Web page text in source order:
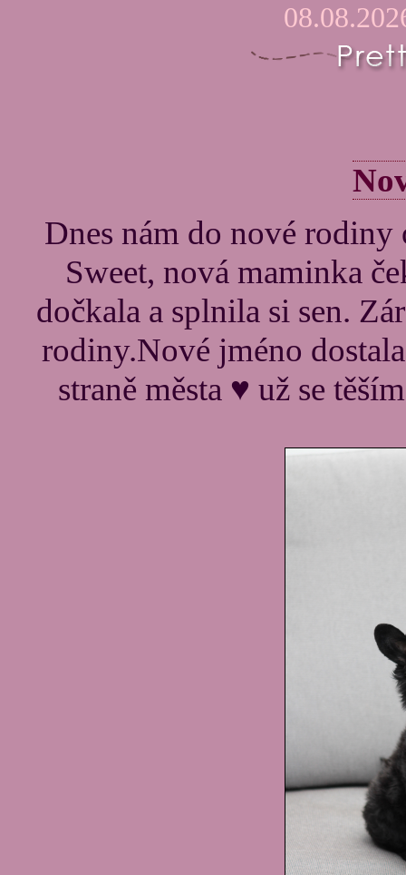
Dnes nám do nové
Sweet, nová maminka
dočkala a splnila si sen.
rodiny.Nové jméno
straně města ♥ už se